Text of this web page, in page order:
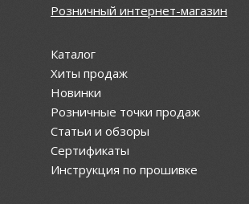
Розничный интернет-магазин
Каталог
Хиты продаж
Новинки
Розничные точки продаж
Статьи и обзоры
Сертификаты
Инструкция по прошивке